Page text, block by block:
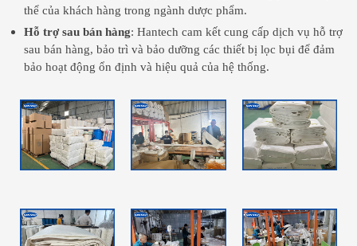
thể của khách hàng trong ngành dược phẩm.
Hỗ trợ sau bán hàng: Hantech cam kết cung cấp dịch vụ hỗ trợ
sau bán hàng, bảo trì và bảo dưỡng các thiết bị lọc bụi để đảm
bảo hoạt động ổn định và hiệu quả của hệ thống.